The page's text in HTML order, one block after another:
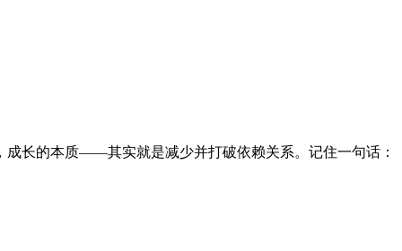
成长的本质——其实就是减少并打破依赖关系。记住一句话：